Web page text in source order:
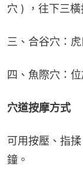
穴 ) ，往下三橫
三、合谷穴：
四、魚際穴：
穴道按摩方式
可用按壓、指
鐘。